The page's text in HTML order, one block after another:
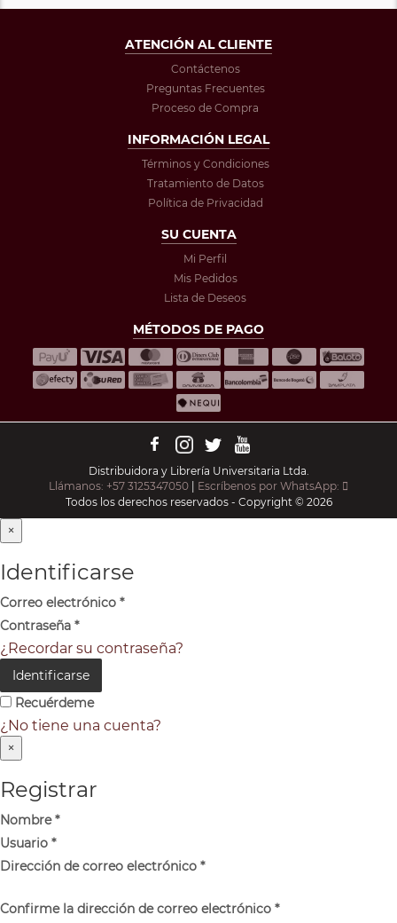
ATENCIÓN AL CLIENTE
Contáctenos
Preguntas Frecuentes
Proceso de Compra
INFORMACIÓN LEGAL
Términos y Condiciones
Tratamiento de Datos
Política de Privacidad
SU CUENTA
Mi Perfil
Mis Pedidos
Lista de Deseos
MÉTODOS DE PAGO
Distribuidora y Librería Universitaria Ltda.
Llámanos: +57 3125347050 | Escríbenos por WhatsApp:
Todos los derechos reservados - Copyright © 2026
×
Identificarse
Correo electrónico *
Contraseña *
¿Recordar su contraseña?
Identificarse
Recuérdeme
¿No tiene una cuenta?
×
Registrar
Nombre*
Usuario *
Dirección de correo electrónico *
Confirme la dirección de correo electrónico *